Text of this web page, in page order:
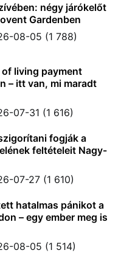
négy járókelőt
Gardenben
08-05 (1 788)
living payment
– itt van, mi maradt
07-31 (1 616)
fogják a
feltételeit Nagy-
07-27 (1 610)
hatalmas pánikot a
– egy ember meg is
08-05 (1 514)